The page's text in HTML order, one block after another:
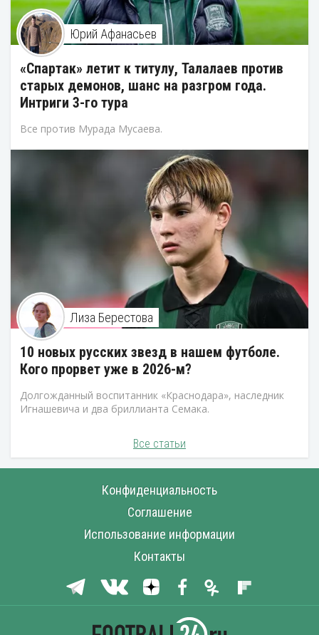
Юрий Афанасьев
«Спартак» летит к титулу, Талалаев против
старых демонов, шанс на разгром года.
Интриги 3-го тура
Все против Мурада Мусаева.
Лиза Берестова
10 новых русских звезд в нашем футболе.
Кого прорвет уже в 2026-м?
Долгожданный воспитанник «Краснодара», наследник
Игнашевича и два бриллианта Семака.
Все статьи
Конфиденциальность
Соглашение
Использование информации
Контакты